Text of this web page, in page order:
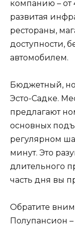
компанию – от
развитая
рестораны,
доступности,
автомобилем.
Бюджетный,
Эсто-Садке.
предлагают
основных
регулярном
минут. Это
длительного
часть дня вы
Обратите
Полупансион